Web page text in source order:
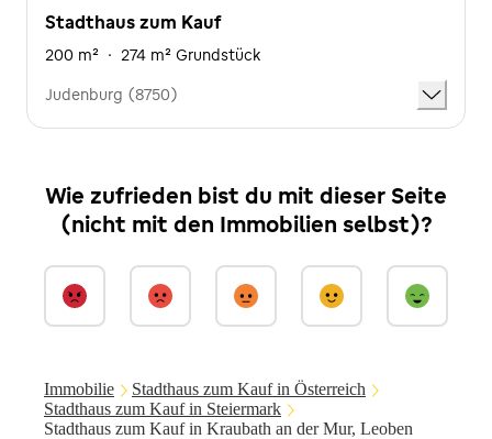
Stadthaus zum Kauf
200 m² · 274 m² Grundstück
Judenburg (8750)
Wie zufrieden bist du mit dieser Seite
(nicht mit den Immobilien selbst)?
Immobilie
Stadthaus zum Kauf in Österreich
Stadthaus zum Kauf in Steiermark
Stadthaus zum Kauf in Kraubath an der Mur, Leoben